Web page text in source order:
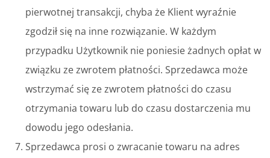
pierwotnej transakcji, chyba że Klient wyraźnie
zgodził się na inne rozwiązanie. W każdym
przypadku Użytkownik nie poniesie żadnych opłat w
związku ze zwrotem płatności. Sprzedawca może
wstrzymać się ze zwrotem płatności do czasu
otrzymania towaru lub do czasu dostarczenia mu
dowodu jego odesłania.
Sprzedawca prosi o zwracanie towaru na adres